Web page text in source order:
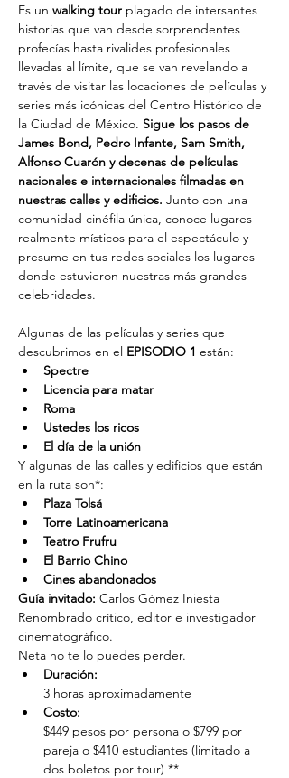
Es un walking tour plagado de intersantes
historias que van desde sorprendentes
profecías hasta rivalides profesionales
llevadas al límite, que se van revelando a
través de visitar las locaciones de películas y
series más icónicas del Centro Histórico de
la Ciudad de México. Sigue los pasos de
James Bond, Pedro Infante, Sam Smith,
Alfonso Cuarón y decenas de películas
nacionales e internacionales filmadas en
nuestras calles y edificios. Junto con una
comunidad cinéfila única, conoce lugares
realmente místicos para el espectáculo y
presume en tus redes sociales los lugares
donde estuvieron nuestras más grandes
celebridades.
Algunas de las películas y series que
descubrimos en el EPISODIO 1 están:
Spectre
Licencia para matar
Roma
Ustedes los ricos
El día de la unión
Y algunas de las calles y edificios que están
en la ruta son*:
Plaza Tolsá
Torre Latinoamericana
Teatro Frufru
El Barrio Chino
Cines abandonados
Guía invitado: Carlos Gómez Iniesta
Renombrado crítico, editor e investigador
cinematográfico.
Neta no te lo puedes perder.
Duración:
3 horas aproximadamente
Costo:
$449 pesos por persona o $799 por
pareja o $410 estudiantes (limitado a
dos boletos por tour) **